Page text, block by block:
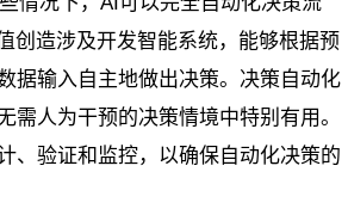
创造涉及开发智能系统，能够根据预
据输入自主地做出决策。决策自动化
需人为干预的决策情境中特别有用。
、验证和监控，以确保自动化决策的